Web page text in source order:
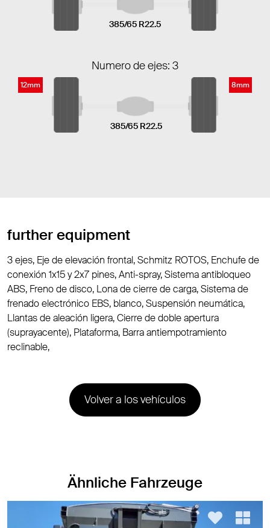
385/65 R22.5
Numero de ejes: 3
12mm
385/65 R22.5
8mm
further equipment
3 ejes, Eje de elevación frontal, Schmitz ROTOS, Enchufe de
conexión 1x15 y 2x7 pines, Anti-spray, Sistema antibloqueo
ABS, Freno de disco, Lona de cierre de carga, Sistema de
frenado electrónico EBS, blanco, Suspensión neumática,
Llantas de aleación ligera, Cierre de doble apertura
(suprayacente), Plataforma, Barra antiempotramiento
reclinable,
Volver a los vehículos
Ähnliche Fahrzeuge